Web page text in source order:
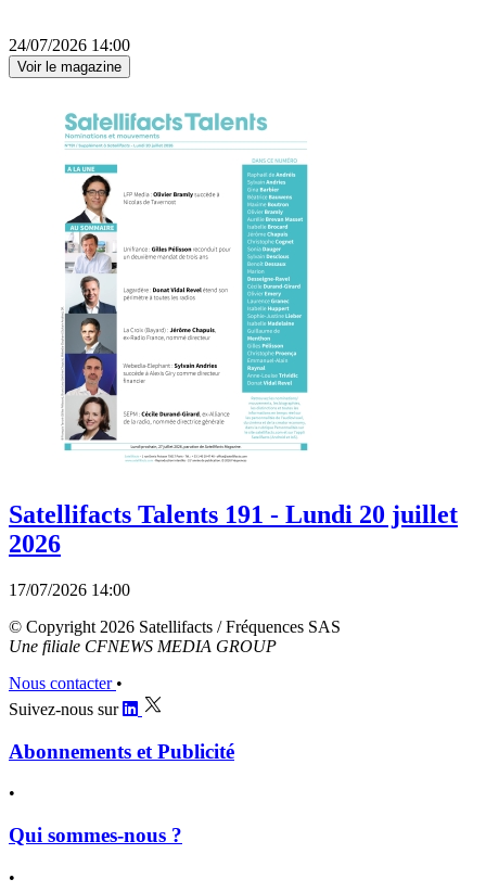
24/07/2026 14:00
Voir le magazine
Satellifacts Talents 191 - Lundi 20 juillet
2026
17/07/2026 14:00
© Copyright 2026 Satellifacts / Fréquences SAS
Une filiale CFNEWS MEDIA GROUP
Nous contacter •
Suivez-nous sur
Abonnements et Publicité
•
Qui sommes-nous ?
•